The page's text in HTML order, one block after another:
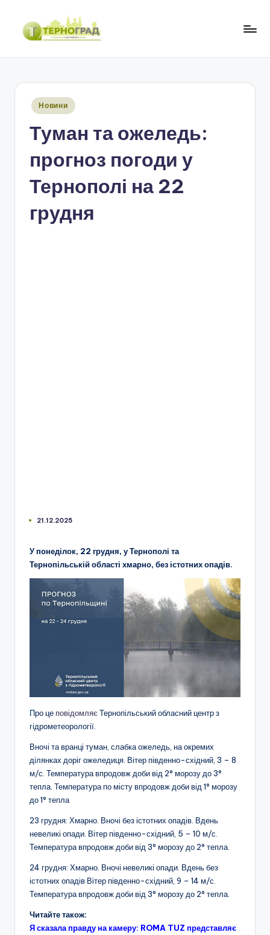
Перейти
Опубліковано
Новини
Туман та ожеледь:
прогноз погоди у
Тернополі на 22
грудня
21.12.2025
У понеділок, 22 грудня, у Тернополі та
Тернопільській області хмарно, без істотних опадів.
Про це повідомляє Тернопільський обласний центр з
гідрометеорології.
Вночі та вранці туман, слабка ожеледь, на окремих
ділянках доріг ожеледиця. Вітер південно-східний, 3 – 8
м/с. Температура впродовж доби від 2° морозу до 3°
тепла. Температура по місту впродовж доби від 1° морозу
до 1° тепла
23 грудня: Хмарно. Вночі без істотних опадів. Вдень
невеликі опади. Вітер південно-східний, 5 – 10 м/с.
Температура впродовж доби від 3° морозу до 2° тепла.
24 грудня: Хмарно. Вночі невеликі опади. Вдень без
істотних опадів Вітер південно-східний, 9 – 14 м/с.
Температура впродовж доби від 3° морозу до 2° тепла.
Читайте також:
Я сказала правду на камеру: ROMA TUZ представляє